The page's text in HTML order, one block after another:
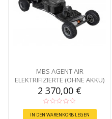
MBS AGENT AIR
ELEKTRIFIZIERTE (OHNE AKKU)
2 370,00 €
IN DEN WARENKORB LEGEN